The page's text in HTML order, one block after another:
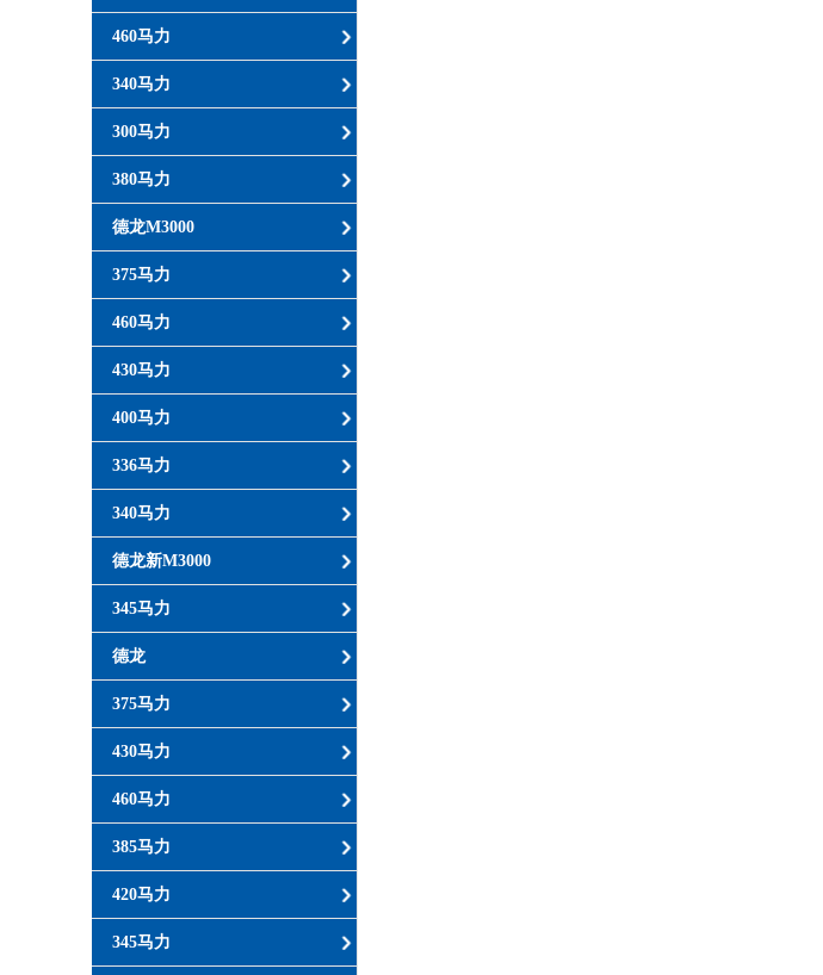
460马力
340马力
300马力
380马力
德龙M3000
375马力
460马力
430马力
400马力
336马力
340马力
德龙新M3000
345马力
德龙
375马力
430马力
460马力
385马力
420马力
345马力